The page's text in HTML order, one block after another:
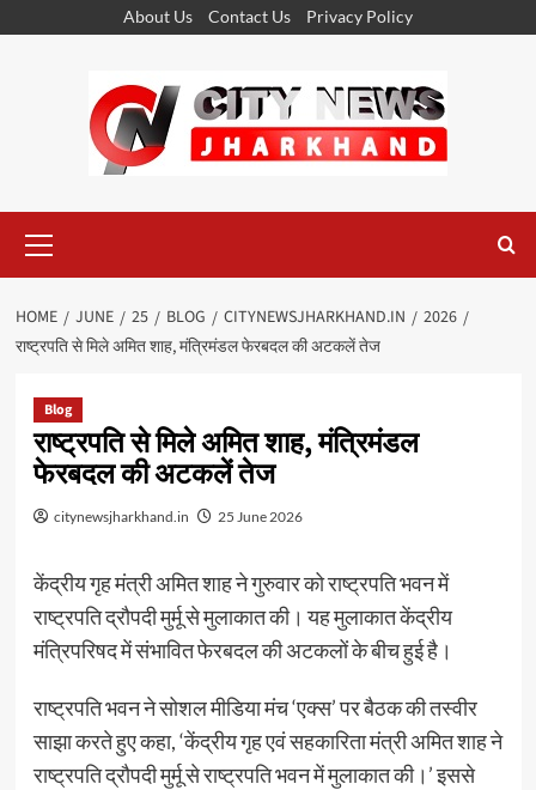
About Us Contact Us Privacy Policy
Menu
HOME JUNE 25 BLOG CITYNEWSJHARKHAND.IN
2026
राष्ट्रपति से मिले अमित शाह, मंत्रिमंडल फेरबदल की अटकलें तेज
Blog
राष्ट्रपति से मिले अमित शाह, मंत्रिमंडल
फेरबदल की अटकलें तेज
citynewsjharkhand.in 25 June 2026
केंद्रीय गृह मंत्री अमित शाह ने गुरुवार को राष्ट्रपति भवन में
राष्ट्रपति द्रौपदी मुर्मू से मुलाकात की। यह मुलाकात केंद्रीय
मंत्रिपरिषद में संभावित फेरबदल की अटकलों के बीच हुई है।
राष्ट्रपति भवन ने सोशल मीडिया मंच ‘एक्स’ पर बैठक की तस्वीर
साझा करते हुए कहा, ‘केंद्रीय गृह एवं सहकारिता मंत्री अमित शाह ने
राष्ट्रपति द्रौपदी मुर्मू से राष्ट्रपति भवन में मुलाकात की।’ इससे